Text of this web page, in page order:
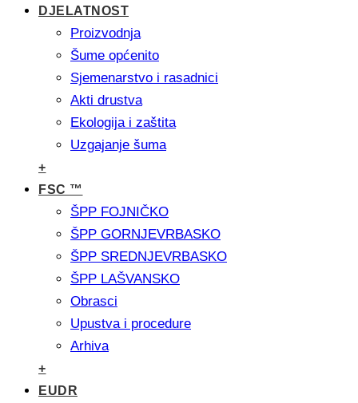
DJELATNOST
Proizvodnja
Šume općenito
Sjemenarstvo i rasadnici
Akti drustva
Ekologija i zaštita
Uzgajanje šuma
+
FSC ™
ŠPP FOJNIČKO
ŠPP GORNJEVRBASKO
ŠPP SREDNJEVRBASKO
ŠPP LAŠVANSKO
Obrasci
Upustva i procedure
Arhiva
+
EUDR